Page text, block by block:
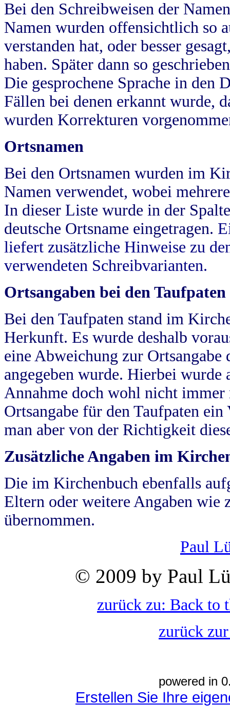
Bei den Schreibweisen der
Namen wurden offensichtlich so
verstanden hat, oder besser
haben. Später dann so
Die gesprochene Sprache in
Fällen bei denen erkannt wurde,
wurden Korrekturen
Ortsnamen
Bei den Ortsnamen wurden im
Namen verwendet, wobei
In dieser Liste wurde in der
deutsche Ortsname eingetragen.
liefert zusätzliche Hinweise zu
verwendeten Schreibvarianten.
Ortsangaben bei den Taufpaten
Bei den Taufpaten stand im
Herkunft. Es wurde deshalb
eine Abweichung zur
angegeben wurde. Hierbei wurde
Annahme doch wohl nicht
Ortsangabe für den Taufpaten
man aber von der Richtigkeit
Zusätzliche Angaben im
Die im Kirchenbuch ebenfalls
Eltern oder weitere Angaben wie
übernommen.
Paul
© 2009 by Paul
zurück zu: Back to
zurück
powered in
Erstellen Sie Ihre